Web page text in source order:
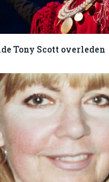
Tony Scott overleden